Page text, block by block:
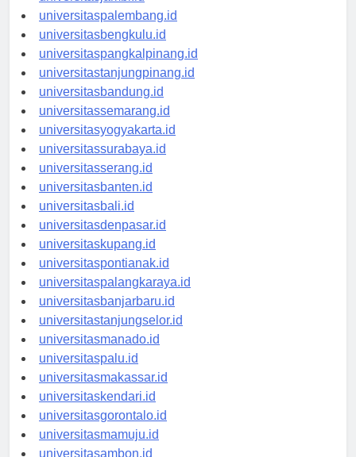
universitasjambi.id
universitaspalembang.id
universitasbengkulu.id
universitaspangkalpinang.id
universitastanjungpinang.id
universitasbandung.id
universitassemarang.id
universitasyogyakarta.id
universitassurabaya.id
universitasserang.id
universitasbanten.id
universitasbali.id
universitasdenpasar.id
universitaskupang.id
universitaspontianak.id
universitaspalangkaraya.id
universitasbanjarbaru.id
universitastanjungselor.id
universitasmanado.id
universitaspalu.id
universitasmakassar.id
universitaskendari.id
universitasgorontalo.id
universitasmamuju.id